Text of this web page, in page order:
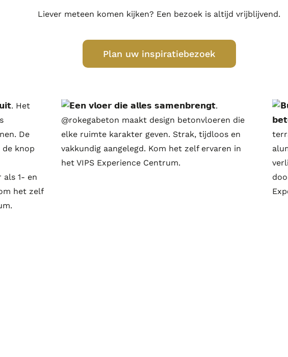
Liever meteen komen kijken? Een bezoek is altijd vrijblijvend.
Plan uw inspiratiebezoek